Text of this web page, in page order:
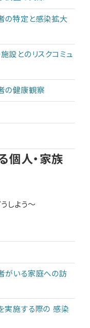
特定と感染拡大
とのリスクコミュ
の健康観察
個人・家族
しよう～
いる家庭への訪
施する際の 感染